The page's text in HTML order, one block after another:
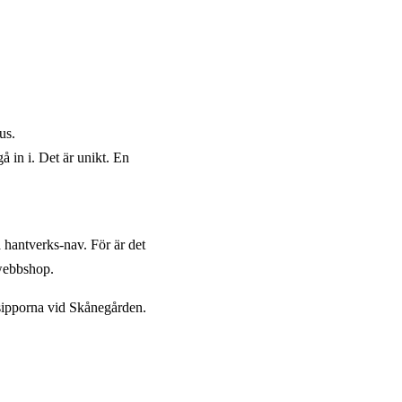
in i. Det är unikt. En
nav. För är det
vid Skånegården.